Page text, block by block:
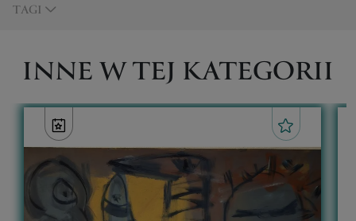
TAGI
INNE W TEJ KATEGORII